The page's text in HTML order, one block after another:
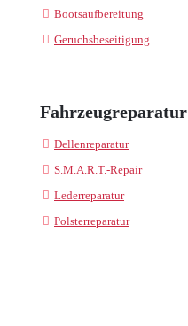
Bootsaufbereitung
Geruchsbeseitigung
Fahrzeugreparatur
Dellenreparatur
S.M.A.R.T.-Repair
Lederreparatur
Polsterreparatur